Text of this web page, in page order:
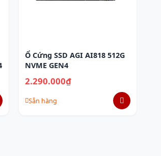
Ổ Cứng SSD AGI AI818 512G
NVME GEN4
2.290.000₫
Sẵn hàng